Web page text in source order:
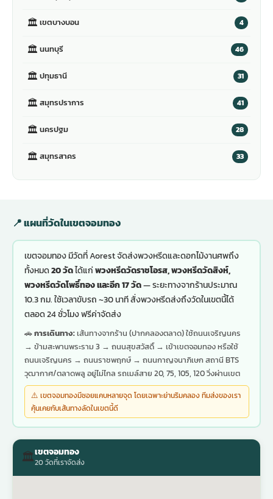
🏛 เขตบางบอน 4
🏛 นนทบุรี 46
🏛 ปทุมธานี 31
🏛 สมุทรปราการ 41
🏛 นครปฐม 28
🏛 สมุทรสาคร 33
📍 แผนที่วัดในเขตจอมทอง
เขตจอมทอง มีวัดที่ Aorest จัดส่งพวงหรีดและดอกไม้งานศพถึง
ทั้งหมด20 วัดได้แก่พวงหรีดวัดราชโอรส, พวงหรีดวัดสิงห์,
พวงหรีดวัดโพธิ์ทอง และอีก 17 วัด— ระยะทางจากร้านประมาณ
10.3 กม. ใช้เวลาขับรถ ~30 นาที สั่งพวงหรีดส่งถึงวัดในเขตนี้ได้
ตลอด 24 ชั่วโมง ฟรีค่าจัดส่ง
🚗การเดินทาง:เส้นทางจากร้าน (ปากคลองตลาด) ใช้ถนนเจริญนคร
→ ข้ามสะพานพระราม 3 → ถนนสุขสวัสดิ์ → เข้าเขตจอมทอง หรือใช้
ถนนเจริญนคร → ถนนราชพฤกษ์ → ถนนกาญจนาภิเษก สถานี BTS
วุฒากาศ/ตลาดพลู อยู่ไม่ไกล รถเมล์สาย 20, 75, 105, 120 วิ่งผ่านเขต
⚠️ เขตจอมทองมีซอยแคบหลายจุด โดยเฉพาะย่านริมคลอง ทีมส่งของเรา
คุ้นเคยกับเส้นทางลัดในเขตนี้ดี
🏛️เขตจอมทอง
20 วัดที่เราจัดส่ง